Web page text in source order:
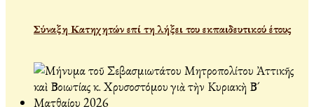
Σύναξη Κατηχητών επί τη λήξει του εκπαιδευτικού έτους